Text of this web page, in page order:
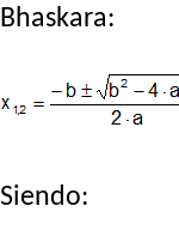
Bhaskara:
Siendo: